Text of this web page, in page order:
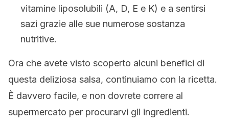
vitamine liposolubili (A, D, E e K) e a sentirsi
sazi grazie alle sue numerose sostanza
nutritive.
Ora che avete visto scoperto alcuni benefici di
questa deliziosa salsa, continuiamo con la ricetta.
È davvero facile, e non dovrete correre al
supermercato per procurarvi gli ingredienti.